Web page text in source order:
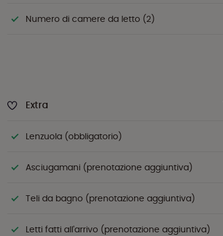
Numero di camere da letto (2)
Extra
Lenzuola (obbligatorio)
Asciugamani (prenotazione aggiuntiva)
Teli da bagno (prenotazione aggiuntiva)
Letti fatti all'arrivo (prenotazione aggiuntiva)